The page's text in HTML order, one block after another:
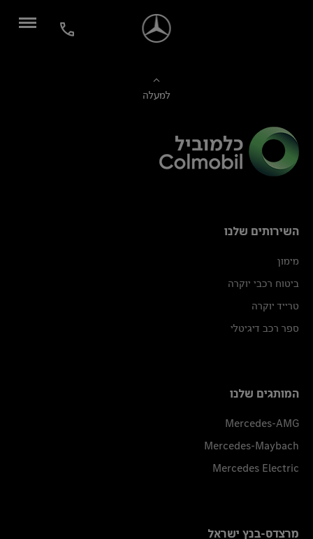
למעלה
השירותים שלנו
מימון
ביטוח רכבי יוקרה
טרייד יוקרה
ספר רכב דיגיטלי
המותגים שלנו
Mercedes-AMG
Mercedes-Maybach
Mercedes Electric
מרצדס-בנץ ישראל